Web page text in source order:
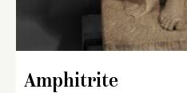
Amphitrite